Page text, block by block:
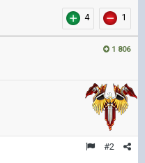
4 1
1 806
#2